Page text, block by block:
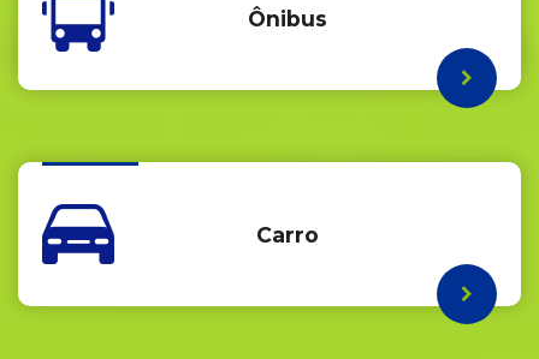
Ônibus
Carro